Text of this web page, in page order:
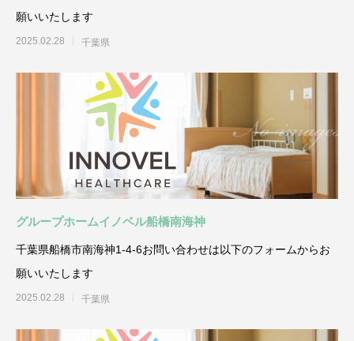
願いいたします
2025.02.28 千葉県
グループホームイノベル船橋南海神
千葉県船橋市南海神1-4-6お問い合わせは以下のフォームからお
願いいたします
2025.02.28 千葉県